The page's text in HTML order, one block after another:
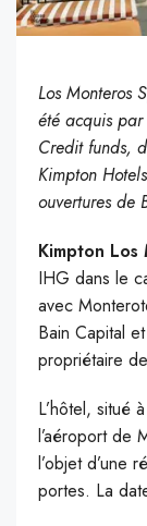
Los Monteros
été acquis
Credit funds,
Kimpton
ouvertures de
Kimpton
IHG dans le
avec
Bain Capital
propriétaire
L’hôtel, situé
l’aéroport de
l’objet d’une
portes. La